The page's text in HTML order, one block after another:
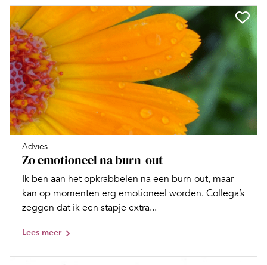
Advies
Zo emotioneel na burn-out
Ik ben aan het opkrabbelen na een burn-out, maar
kan op momenten erg emotioneel worden. Collega’s
zeggen dat ik een stapje extra...
Lees meer